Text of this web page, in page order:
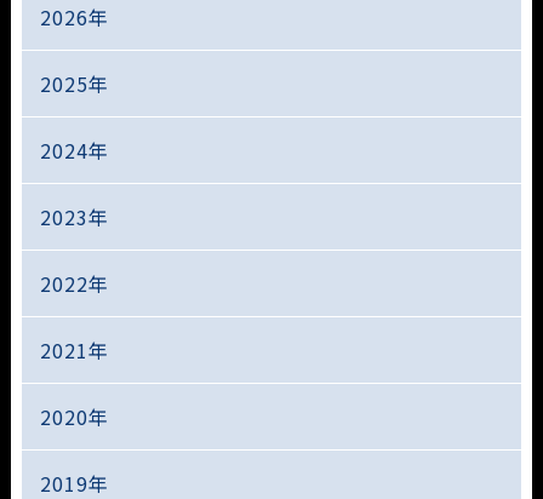
2026年
2025年
2024年
2023年
2022年
2021年
2020年
2019年